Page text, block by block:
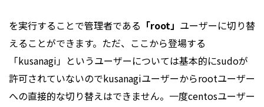
を実行することで管理者である 「root」 ユーザーに切り替
えることができます。ただ、ここから登場する
「kusanagi」というユーザーについては基本的にsudoが
許可されていないのでkusanagiユーザーからrootユーザー
への直接的な切り替えはできません。一度centosユーザー